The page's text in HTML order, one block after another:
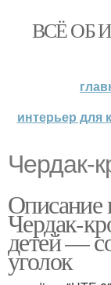
ВСЁ ОБ
интерьер для
Чердак-
Описание
Чердак-
детей —
уголок